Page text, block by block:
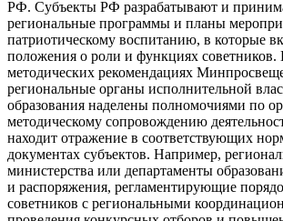
РФ. Субъекты РФ разрабатывают и
региональные программы и планы
патриотическому воспитанию, в которые
положения о роли и функциях советников.
методических рекомендациях
региональные органы исполнительной
образования наделены полномочиями по
методическому сопровождению
находит отражение в соответствующих
документах субъектов. Например,
министерства или департаменты
и распоряжения, регламентирующие
советников с региональными